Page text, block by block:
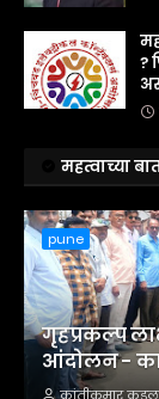
?
महत्वाच्या
pune
गृहप्रकल्प
आंदोलन -
क्रांतीकुमार